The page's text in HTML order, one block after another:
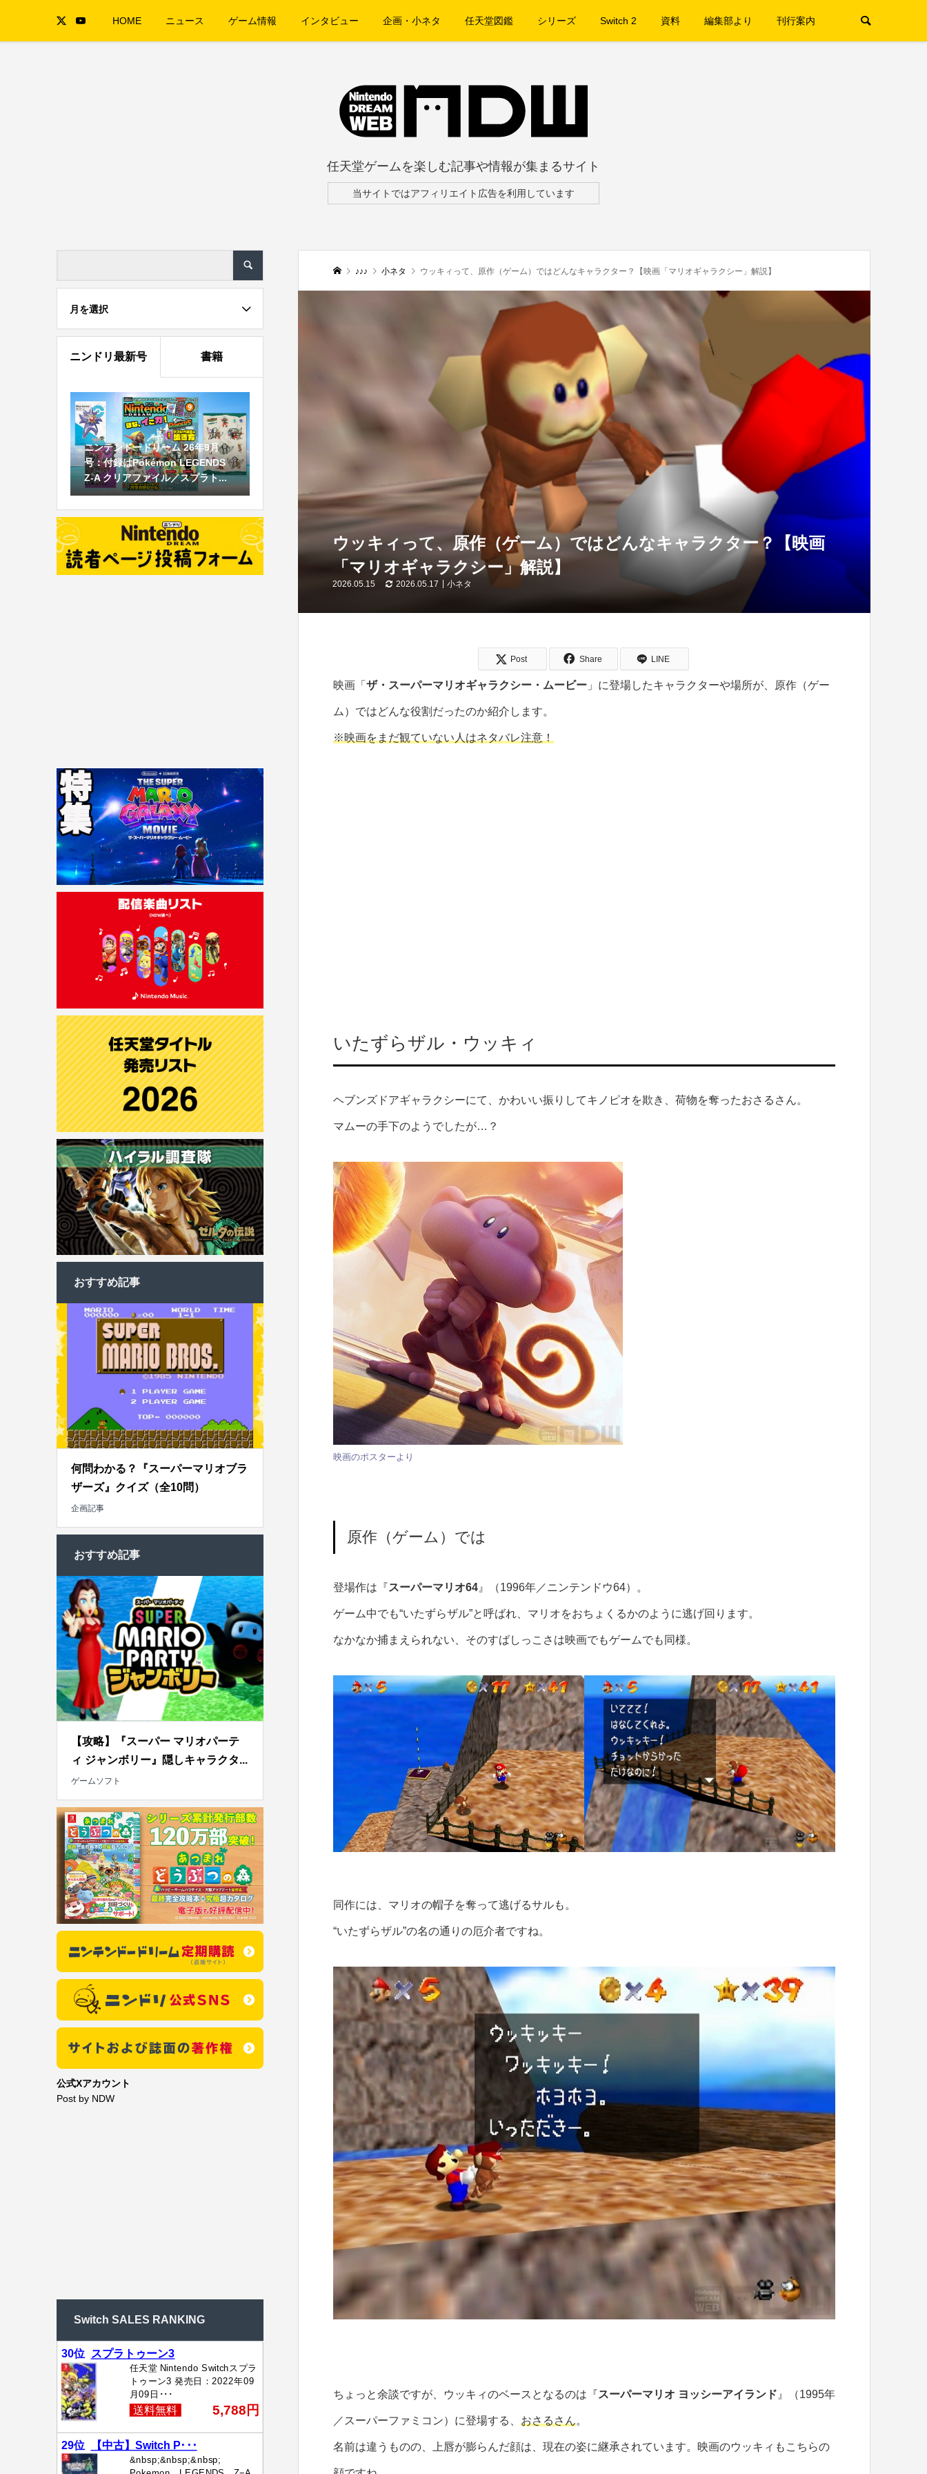
HOME ニュース ゲーム情報 インタビュー 企画・小ネタ 任天堂図鑑 シリーズ Switch 2 資料 編集部より 刊行案内
任天堂ゲームを楽しむ記事や情報が集まるサイト
当サイトではアフィリエイト広告を利用しています
♪♪♪ 小ネタ ウッキィって、原作（ゲーム）ではどんなキャラクター？【映画「マリオギャラクシー」解説】
ウッキィって、原作（ゲーム）ではどんなキャラクター？【映画
「マリオギャラクシー」解説】
2026.05.15 2026.05.17 小ネタ
Post Share LINE
映画「 ザ・スーパーマリオギャラクシー・ムービー」に登場したキャラクターや場所が、原作（ゲー
ム）ではどんな役割だったのか紹介します。
※映画をまだ観ていない人はネタバレ注意！
いたずらザル・ウッキィ
ヘブンズドアギャラクシーにて、かわいい振りしてキノピオを欺き、荷物を奪ったおさるさん。
マムーの手下のようでしたが…？
映画のポスターより
原作（ゲーム）では
登場作は『スーパーマリオ64』（1996年／ニンテンドウ64）。
ゲーム中でも“いたずらザル”と呼ばれ、マリオをおちょくるかのように逃げ回ります。
なかなか捕まえられない、そのすばしっこさは映画でもゲームでも同様。
同作には、マリオの帽子を奪って逃げるサルも。
“いたずらザル”の名の通りの厄介者ですね。
ちょっと余談ですが、ウッキィのベースとなるのは『スーパーマリオ ヨッシーアイランド 』（1995年
／スーパーファミコン）に登場する、 おさるさん。
名前は違うものの、上唇が膨らんだ顔は、現在の姿に継承されています。映画のウッキィもこちらの
月を選択
ニンドリ最新号 書籍
ニンテンドードリーム 26年9月
号：付録はPokémon LEGENDS
Z-A クリアファイル／スプラト...
おすすめ記事
何問わかる？『スーパーマリオブラ
ザーズ』クイズ（全10問）
企画記事
おすすめ記事
【攻略】『スーパー マリオパーテ
ィ ジャンボリー』隠しキャラクタ...
ゲームソフト
公式Xアカウント
Post by NDW
Switch SALES RANKING